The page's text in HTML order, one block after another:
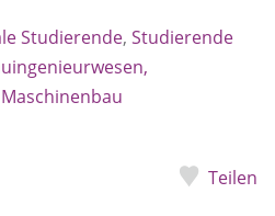
Studierende, Studierende
Maschinenbau
Teilen